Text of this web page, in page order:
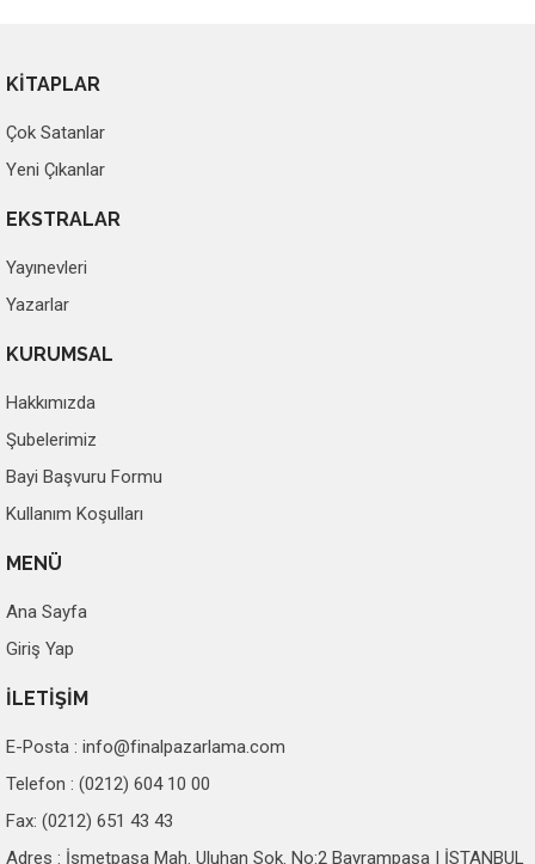
KİTAPLAR
Çok Satanlar
Yeni Çıkanlar
EKSTRALAR
Yayınevleri
Yazarlar
KURUMSAL
Hakkımızda
Şubelerimiz
Bayi Başvuru Formu
Kullanım Koşulları
MENÜ
Ana Sayfa
Giriş Yap
İLETİŞİM
E-Posta : info@finalpazarlama.com
Telefon : (0212) 604 10 00
Fax: (0212) 651 43 43
Adres : İsmetpaşa Mah. Uluhan Sok. No:2 Bayrampaşa | İSTANBUL